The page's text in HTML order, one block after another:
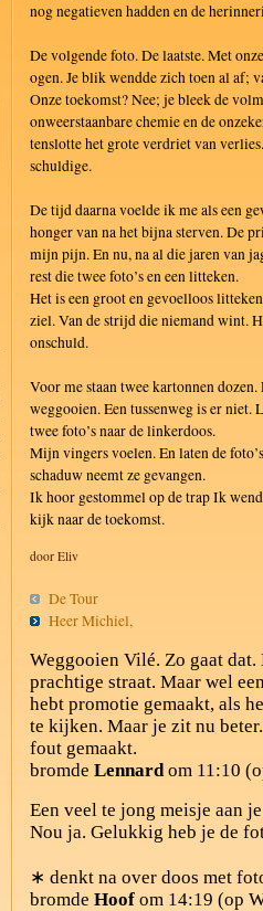
nog negatieven hadden en de
De volgende foto. De laatste. Met
ogen. Je blik wendde zich toen al af;
Onze toekomst? Nee; je bleek de
onweerstaanbare chemie en de
tenslotte het grote verdriet van
schuldige.
De tijd daarna voelde ik me als een
honger van na het bijna sterven. De
mijn pijn. En nu, na al die jaren van
rest die twee foto’s en een litteken.
Het is een groot en gevoelloos
ziel. Van de strijd die niemand wint.
onschuld.
Voor me staan twee kartonnen
weggooien. Een tussenweg is er niet.
twee foto’s naar de linkerdoos.
Mijn vingers voelen. En laten de
schaduw neemt ze gevangen.
Ik hoor gestommel op de trap Ik
kijk naar de toekomst.
door Eliv
De Tour
Heer Michiel,
Weggooien Vilé. Zo gaat
prachtige straat. Maar wel
hebt promotie gemaakt, als
te kijken. Maar je zit nu
fout gemaakt.
bromde Lennardom 11:10
Een veel te jong meisje aan
Nou ja. Gelukkig heb je de
∗ denkt na over doos met
bromde Hoof om 14:19 (op